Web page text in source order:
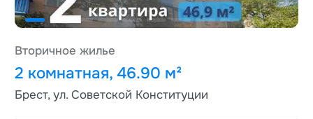
Вторичное жилье
2 комнатная, 46.90 м²
Брест, ул. Советской Конституции